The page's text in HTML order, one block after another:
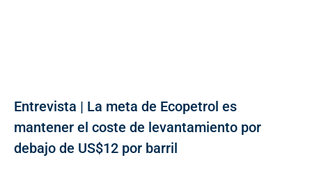
Entrevista | La meta de Ecopetrol es
mantener el coste de levantamiento por
debajo de US$12 por barril